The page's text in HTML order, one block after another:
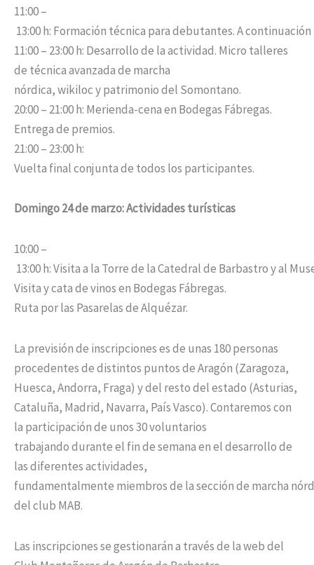
11:00 –
13:00 h: Formación técnica para debutantes. A
11:00 – 23:00 h: Desarrollo de la actividad. Micro talleres
de técnica avanzada de marcha
nórdica, wikiloc y patrimonio del Somontano.
20:00 – 21:00 h: Merienda-cena en Bodegas Fábregas.
Entrega de premios.
21:00 – 23:00 h:
Vuelta final conjunta de todos los participantes.
Domingo24demarzo:Actividades turísticas
10:00 –
13:00 h: Visita a la Torre de la Catedral de Barbastro y al
Visita y cata de vinos en Bodegas Fábregas.
Ruta por las Pasarelas de Alquézar.
La previsión de inscripciones es de unas 180 personas
procedentes de distintos puntos de Aragón (Zaragoza,
Huesca, Andorra, Fraga) y del resto del estado (Asturias,
Cataluña, Madrid, Navarra, País Vasco). Contaremos con
la participación de unos 30 voluntarios
trabajando durante el fin de semana en el desarrollo de
las diferentes actividades,
fundamentalmente miembros de la sección de marcha
del club MAB.
Las inscripciones se gestionarán a través de la web del